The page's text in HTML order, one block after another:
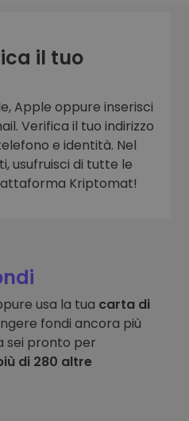
il tuo
Apple oppure inserisci
Verifica il tuo indirizzo
e identità. Nel
usufruisci di tutte le
Kriptomat!
usa la tua carta di
fondi ancora più
sei pronto per
di 280 altre